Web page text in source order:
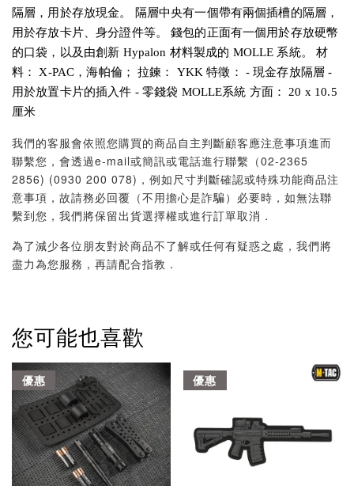
隔層，用於存放現金。 隔層中央有一個帶有兩個插槽的隔層，
用於存放卡片、身分證件等。 錢包的正面有一個用於存放硬幣
的口袋，以及由創新 Hypalon 材料製成的 MOLLE 系統。 材
料： X-PAC，海帕倫； 拉鍊： YKK 特徵： - 現金存放隔層 -
用於放置卡片的插入件 - 零錢袋 MOLLE系統 方面： 20 x 10.5
厘米
我們的客服會依照您購買的商品自主判斷顧客應注意事項進而
聯繫您，會透過e-mail或簡訊或電話進行聯繫（02-2365
2856) (0930 200 078)，例如尺寸判斷確認或特殊功能商品注
意事項，故請務必回覆（不用擔心是詐騙）必要時，如無法聯
繫到您，我們將保留出貨選擇權或進行訂單取消．
為了減少各位朋友對於商品不了解或任何有疑惑之處，我們將
盡力為您服務，再請配合指教．
您可能也喜歡
優惠 優惠